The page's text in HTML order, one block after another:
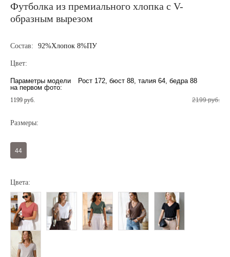
Футболка из премиального хлопка с V-
образным вырезом
Состав: 92%Хлопок 8%ПУ
Цвет:
Параметры модели
на первом фото:
Рост 172, бюст 88, талия 64, бедра 88
1199 руб. 2199 руб.
Размеры:
44
Цвета: